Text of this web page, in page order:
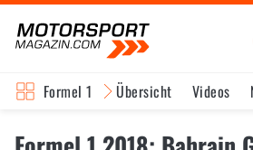
Formel 1 Übersicht Videos